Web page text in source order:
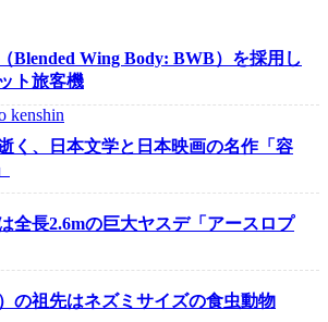
Blended Wing Body: BWB）を採用し
ト旅客機
く、日本文学と日本映画の名作「容
全長2.6mの巨大ヤスデ「アースロプ
の祖先はネズミサイズの食虫動物